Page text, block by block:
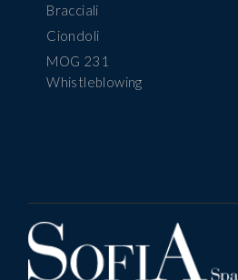
Bracciali
Ciondoli
MOG 231
Whistleblowing